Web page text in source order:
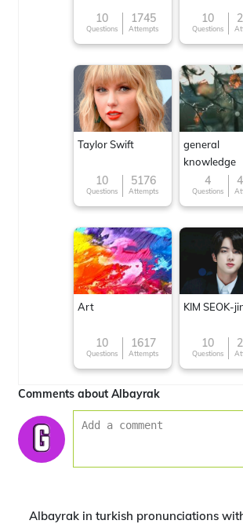
10
Questions
1745
Attempts
10
Questions
Taylor Swift
10
Questions
5176
Attempts
general
knowledge
4
Questions
Art
10
Questions
1617
Attempts
KIM SEOK-
10
Questions
Comments about Albayrak
Albayrak in turkish pronunciations